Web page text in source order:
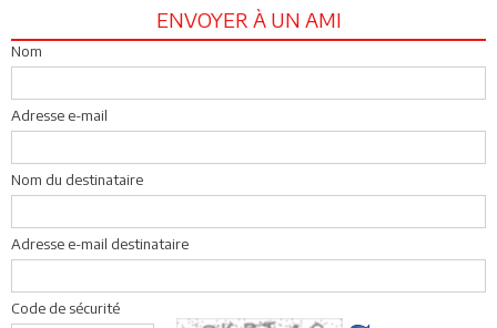
ENVOYER À UN AMI
Nom
Adresse e-mail
Nom du destinataire
Adresse e-mail destinataire
Code de sécurité